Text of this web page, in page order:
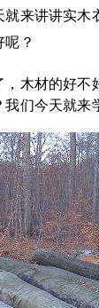
来讲讲实
？
木材的好
们今天就来